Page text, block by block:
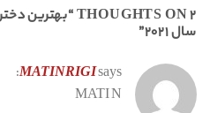
۲ THOUGHTS ON “ بهترین
سال ۲۰۲۱
”
MATINRIGIsays:
MATI N